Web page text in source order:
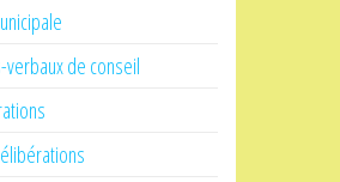
de conseil